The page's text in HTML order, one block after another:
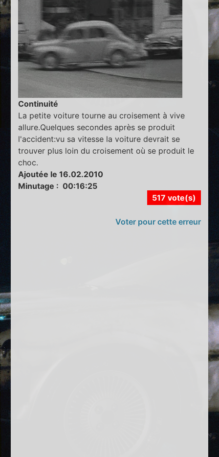
Continuité
La petite voiture tourne au croisement à vive
allure.Quelques secondes après se produit
l'accident:vu sa vitesse la voiture devrait se
trouver plus loin du croisement où se produit le
choc.
Ajoutée le 16.02.2010
Minutage : 00:16:25
517 vote(s)
Voter pour cette erreur